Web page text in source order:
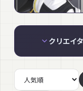
クリエイ